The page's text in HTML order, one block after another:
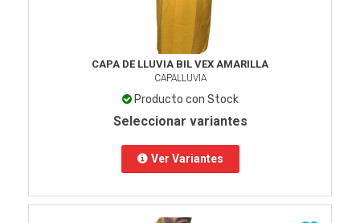
CAPA DE LLUVIA BIL VEX AMARILLA
CAPALLUVIA
Producto con Stock
Seleccionar variantes
Ver Variantes